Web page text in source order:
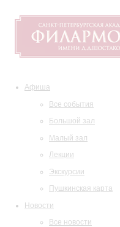
Афиша
Все события
Большой зал
Малый зал
Лекции
Экскурсии
Пушкинская карта
Новости
Все новости